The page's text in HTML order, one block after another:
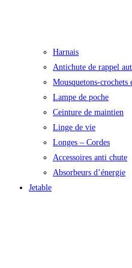
Harnais
Antichute de rappel
Mousquetons-crochets
Lampe de poche
Ceinture de maintien
Linge de vie
Longes – Cordes
Accessoires anti chute
Absorbeurs d’énergie
Jetable